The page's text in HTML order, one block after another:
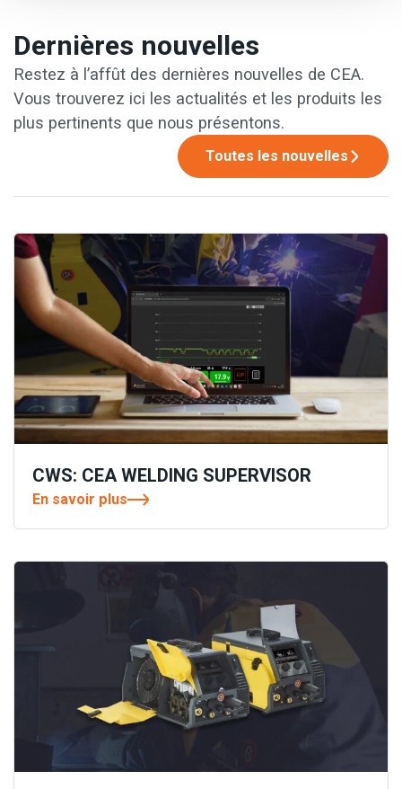
Dernières nouvelles
Restez à l’affût des dernières nouvelles de CEA.
Vous trouverez ici les actualités et les produits les
plus pertinents que nous présentons.
Toutes les nouvelles
CWS: CEA WELDING SUPERVISOR
En savoir plus